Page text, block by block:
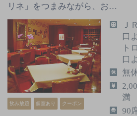
リネ」をつまみながら、お…
飲み放題 個室あり クーポン
Ｊ
口
ト
口
無
満
90